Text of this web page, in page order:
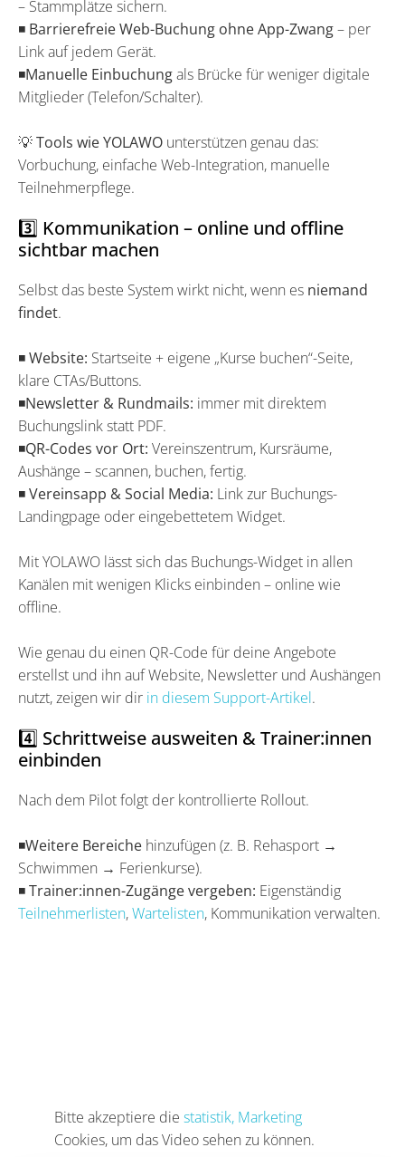
– Stammplätze sichern.
◾ Barrierefreie Web-Buchung ohne App-Zwang– per
Link auf jedem Gerät.
◾Manuelle Einbuchungals Brücke für weniger digitale
Mitglieder (Telefon/Schalter).
💡Tools wie YOLAWO unterstützen genau das:
Vorbuchung, einfache Web-Integration, manuelle
Teilnehmerpflege.
3️⃣ Kommunikation – online und offline
sichtbar machen
Selbst das beste System wirkt nicht, wenn es niemand
findet.
◾Website: Startseite + eigene „Kurse buchen“-Seite,
klare CTAs/Buttons.
◾Newsletter & Rundmails: immer mit direktem
Buchungslink statt PDF.
◾QR-Codes vor Ort: Vereinszentrum, Kursräume,
Aushänge – scannen, buchen, fertig.
◾Vereinsapp & Social Media: Link zur Buchungs-
Landingpage oder eingebettetem Widget.
Mit YOLAWO lässt sich das Buchungs-Widget in allen
Kanälen mit wenigen Klicks einbinden – online wie
offline.
Wie genau du einen QR-Code für deine Angebote
erstellst und ihn auf Website, Newsletter und Aushängen
nutzt, zeigen wir dir in diesem Support-Artikel.
4️⃣ Schrittweise ausweiten & Trainer:innen
einbinden
Nach dem Pilot folgt der kontrollierte Rollout.
◾Weitere Bereiche hinzufügen (z. B. Rehasport →
Schwimmen → Ferienkurse).
◾Trainer:innen-Zugänge vergeben: Eigenständig
Teilnehmerlisten,Wartelisten, Kommunikation verwalten.
Bitte akzeptiere die statistik, Marketing
Cookies, um das Video sehen zu können.